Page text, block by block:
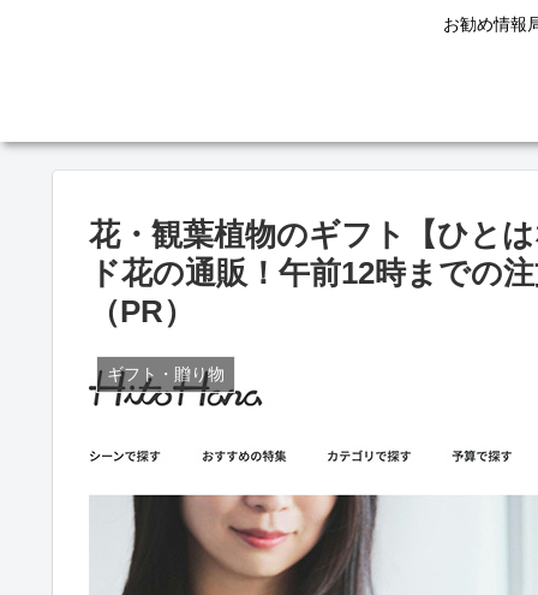
お勧め情報
花・観葉植物のギフト【ひと
ド花の通販！午前12時までの
（PR）
ギフト・贈り物